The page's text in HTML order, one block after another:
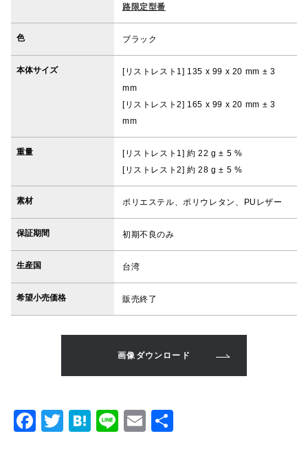
路限定型番
色 ブラック
本体サイズ
[リストレスト1] 135 x 99 x 20 mm ± 3
mm
[リストレスト2] 165 x 99 x 20 mm ± 3
mm
重量
[リストレスト1] 約 22 g ± 5 %
[リストレスト2] 約 28 g ± 5 %
素材 ポリエステル、ポリウレタン、PUレザー
保証期間 初期不良のみ
生産国 台湾
希望小売価格 販売終了
画像ダウンロード
F
T
H
Li
E